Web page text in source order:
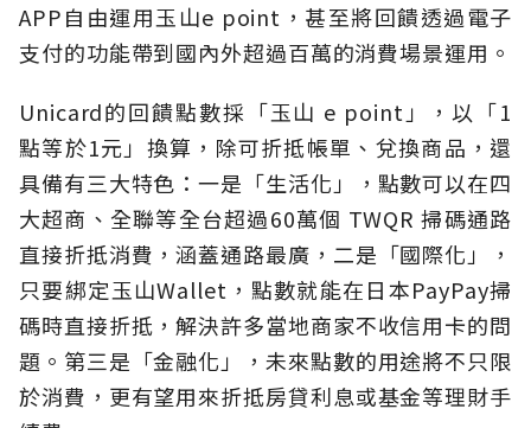
APP自由運用玉山e point，甚至將回饋透過電子
支付的功能帶到國內外超過百萬的消費場景運用。
Unicard的回饋點數採「玉山 e point」，以「1
點等於1元」換算，除可折抵帳單、兌換商品，還
具備有三大特色：一是「生活化」，點數可以在四
大超商、全聯等全台超過60萬個 TWQR 掃碼通路
直接折抵消費，涵蓋通路最廣，二是「國際化」，
只要綁定玉山Wallet，點數就能在日本PayPay掃
碼時直接折抵，解決許多當地商家不收信用卡的問
題。第三是「金融化」，未來點數的用途將不只限
於消費，更有望用來折抵房貸利息或基金等理財手